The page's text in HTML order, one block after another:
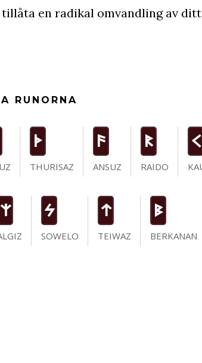
en radikal omvandling av ditt
RUNORNA
T
THURISAZ
a
ANSUZ
R
RAIDO
K
Z S
SOWELO
t
TEIWAZ
B
BERKANAN